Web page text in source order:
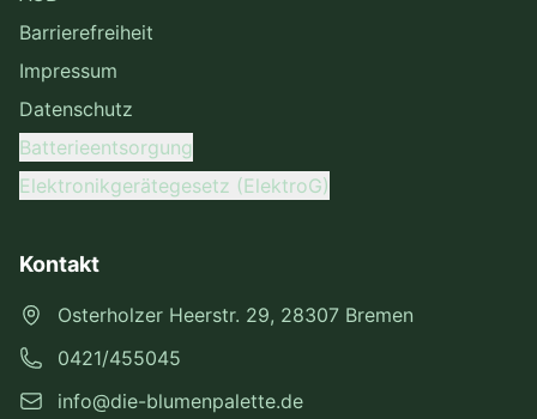
Barrierefreiheit
Impressum
Datenschutz
Batterieentsorgung
Elektronikgerätegesetz (ElektroG)
Kontakt
Osterholzer Heerstr. 29, 28307 Bremen
0421/455045
info@die-blumenpalette.de